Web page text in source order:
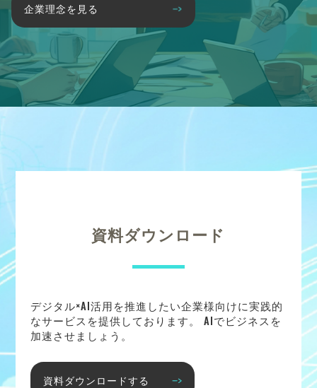
企業理念を見る
資料ダウンロード
デジタル×AI活用を推進したい企業様向けに実践的
なサービスを提供しております。 AIでビジネスを
加速させましょう。
資料ダウンロードする